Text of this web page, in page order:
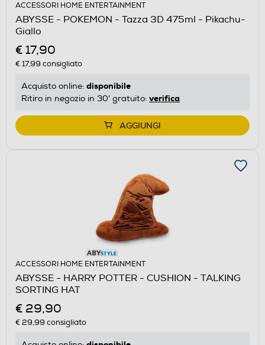
ACCESSORI HOME ENTERTAINMENT
ABYSSE - POKEMON - Tazza 3D 475ml - Pikachu-
Giallo
€ 17,90
€ 17,99 consigliato
Acquisto online: disponibile
Ritiro in negozio in 30' gratuito: verifica
AGGIUNGI
ACCESSORI HOME ENTERTAINMENT
ABYSSE - HARRY POTTER - CUSHION - TALKING
SORTING HAT
€ 29,90
€ 29,99 consigliato